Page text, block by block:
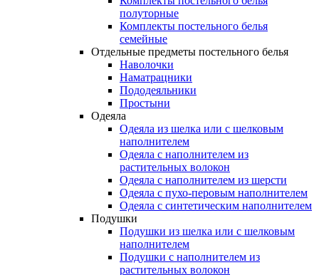
полуторные
Комплекты постельного белья
семейные
Отдельные предметы постельного белья
Наволочки
Наматрацники
Пододеяльники
Простыни
Одеяла
Одеяла из шелка или с шелковым
наполнителем
Одеяла с наполнителем из
растительных волокон
Одеяла с наполнителем из шерсти
Одеяла с пухо-перовым наполнителем
Одеяла с синтетическим наполнителем
Подушки
Подушки из шелка или с шелковым
наполнителем
Подушки с наполнителем из
растительных волокон